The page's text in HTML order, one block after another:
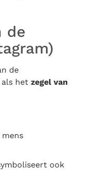
de
de
als het zegel van
ook